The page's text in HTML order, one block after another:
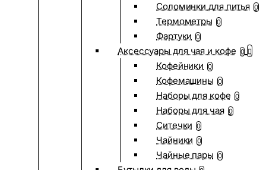
Соломинки для питья 0
Термометры 0
Фартуки 0
Аксессуары для чая и кофе 0
Кофейники 0
Кофемашины 0
Наборы для кофе 0
Наборы для чая 0
Ситечки 0
Чайники 0
Чайные пары 0